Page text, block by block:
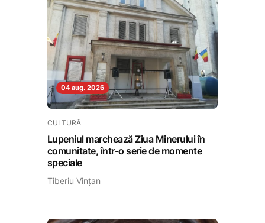
04 aug. 2026
CULTURĂ
Lupeniul marchează Ziua Minerului în
comunitate, într-o serie de momente
speciale
Tiberiu Vințan